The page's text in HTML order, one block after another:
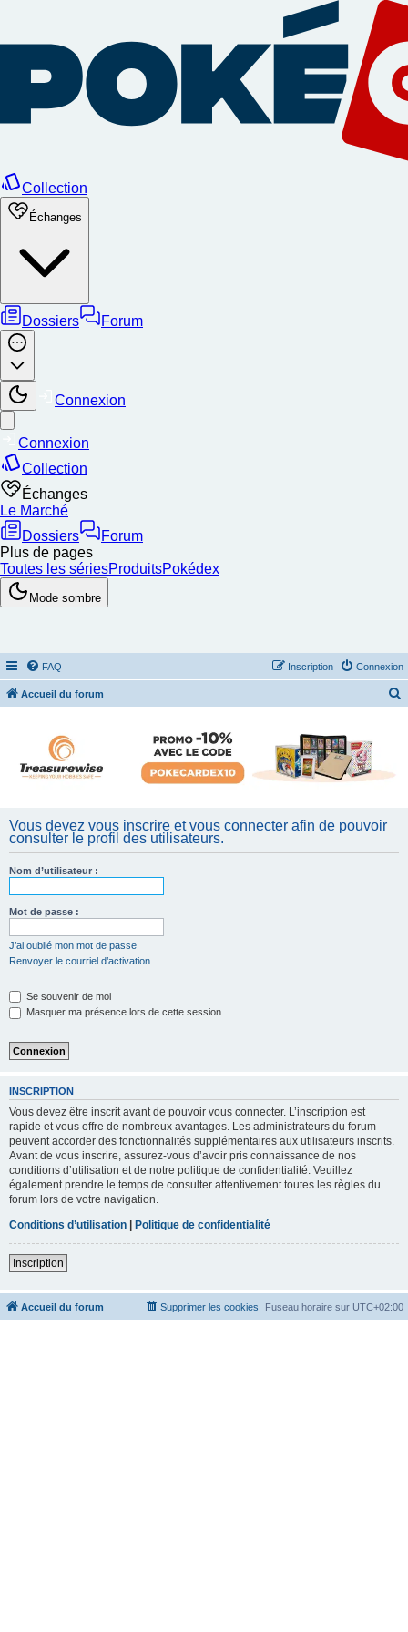
FAQ Connexion
Inscription
Accueil du forum
Vous devez vous inscrire et vous connecter afin de pouvoir
consulter le profil des utilisateurs.
Nom d’utilisateur :
Mot de passe :
J’ai oublié mon mot de passe
Renvoyer le courriel d’activation
Se souvenir de moi
Masquer ma présence lors de cette session
INSCRIPTION
Vous devez être inscrit avant de pouvoir vous connecter. L’inscription est
rapide et vous offre de nombreux avantages. Les administrateurs du forum
peuvent accorder des fonctionnalités supplémentaires aux utilisateurs inscrits.
Avant de vous inscrire, assurez-vous d’avoir pris connaissance de nos
conditions d’utilisation et de notre politique de confidentialité. Veuillez
également prendre le temps de consulter attentivement toutes les règles du
forum lors de votre navigation.
Conditions d’utilisation
Politique de confidentialité
Inscription
Accueil du forum Fuseau horaire sur UTC+02:00
Supprimer les cookies